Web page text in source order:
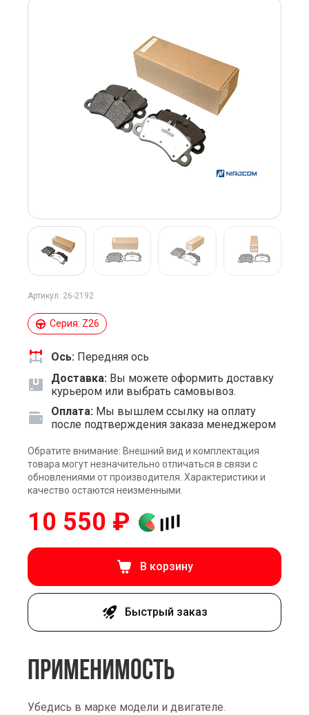
Артикул: 26-2192
Серия: Z26
Ось: Передняя ось
Доставка: Вы можете оформить доставку
курьером или выбрать самовывоз.
Оплата: Мы вышлем ссылку на оплату
после подтверждения заказа менеджером
Обратите внимание: Внешний вид и комплектация
товара могут незначительно отличаться в связи с
обновлениями от производителя. Характеристики и
качество остаются неизменными.
10 550 ₽
В корзину
Быстрый заказ
ПРИМЕНИМОСТЬ
Убедись в марке модели и двигателе.